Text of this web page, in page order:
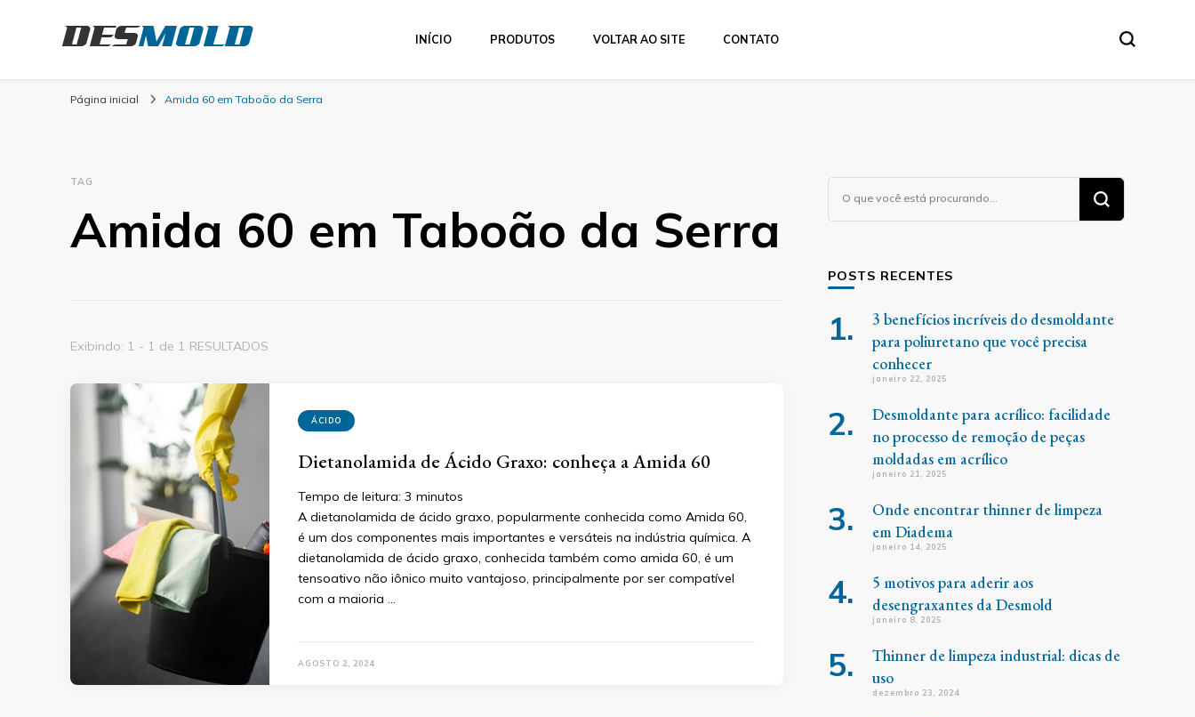
Desmold
INÍCIO PRODUTOS VOLTAR AO SITE CONTATO
Página inicial Amida 60 em Taboão da Serra
TAG
Amida 60 em Taboão da Serra
Exibindo: 1 - 1 de 1 RESULTADOS
ÁCIDO
Dietanolamida de Ácido Graxo: conheça a Amida 60
Tempo de leitura: 3 minutos
A dietanolamida de ácido graxo, popularmente conhecida como Amida 60,
é um dos componentes mais importantes e versáteis na indústria química. A
dietanolamida de ácido graxo, conhecida também como amida 60, é um
tensoativo não iônico muito vantajoso, principalmente por ser compatível
com a maioria …
AGOSTO 2, 2024
algo?
POSTS RECENTES
3 benefícios incríveis do desmoldante
para poliuretano que você precisa
conhecer
janeiro 22, 2025
Desmoldante para acrílico: facilidade
no processo de remoção de peças
moldadas em acrílico
janeiro 21, 2025
Onde encontrar thinner de limpeza
em Diadema
janeiro 14, 2025
5 motivos para aderir aos
desengraxantes da Desmold
janeiro 8, 2025
Thinner de limpeza industrial: dicas de
uso
dezembro 23, 2024